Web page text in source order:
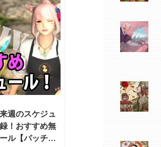
週のスケジュ
！おすすめ無
ル【パッチ7.x